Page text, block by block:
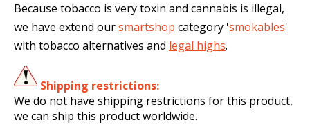
Because tobacco is very toxin and cannabis is illegal,
we have extend oursmartshop category 'smokables'
with tobacco alternatives and legal highs.
Shipping restrictions:
We do not have shipping restrictions for this product,
we can ship this product worldwide.